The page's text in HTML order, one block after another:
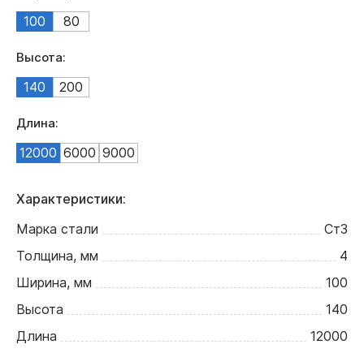
100 80
Высота:
140 200
Длина:
12000 6000 9000
Характеристики:
Марка стали
Ст3
Толщина, мм
4
Ширина, мм
100
Высота
140
Длина
12000